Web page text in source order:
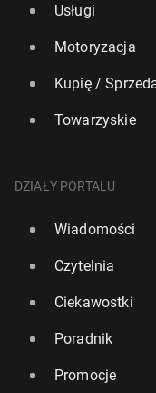
Usługi
Motoryzacja
Kupię /
Towarzyskie
DZIAŁY PORTALU
Wiadomości
Czytelnia
Ciekawostki
Poradnik
Promocje